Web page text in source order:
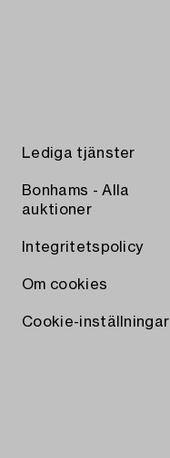
Lediga tjänster
Bonhams - Alla
auktioner
Integritetspolicy
Om cookies
Cookie-inställningar